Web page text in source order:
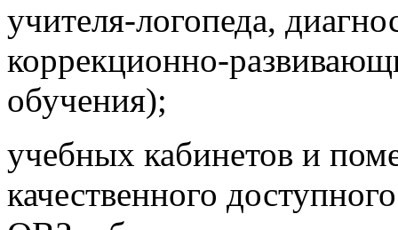
учителя-логопеда,
коррекционно-
обучения);
учебных кабинетов и
качественного